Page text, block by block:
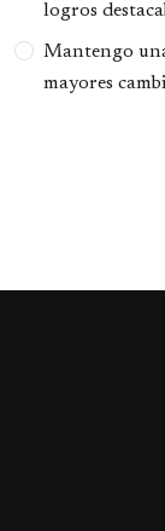
logros
Mantengo
mayores